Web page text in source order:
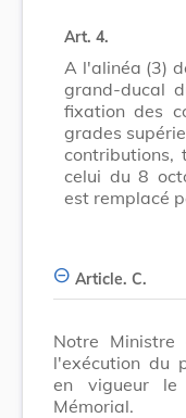
Art. 4.
A l'alinéa (3)
grand-ducal
fixation des
grades
celui du 8
est remplacé
Article. C.
Notre
l'exécution du
en vigueur
Mémorial.